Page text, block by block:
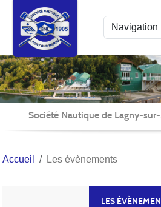
Société Nautique de Lagny-
Accueil Les évènements
LES
Panneau de gestion des cookies